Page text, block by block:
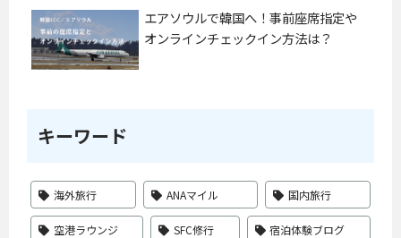
エアソウルで韓国へ！事前座席指定や
オンラインチェックイン方法は？
キーワード
海外旅行 ANAマイル 国内旅行
空港ラウンジ SFC修行 宿泊体験ブログ